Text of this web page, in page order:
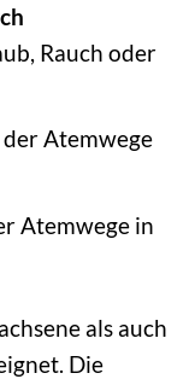
Rauch oder
Atemwege
Atemwege in
als auch
Die